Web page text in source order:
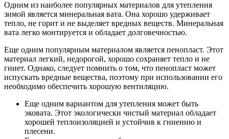
Одним из наиболее популярных материалов для утепления
зимой является минеральная вата. Она хорошо удерживает
тепло, не горит и не выделяет вредных веществ. Минеральная
вата легко монтируется и обладает долговечностью.
Еще одним популярным материалом является пенопласт. Этот
материал легкий, недорогой, хорошо сохраняет тепло и не
гниет. Однако, следует помнить о том, что пенопласт может
испускать вредные вещества, поэтому при использовании его
необходимо обеспечить хорошую вентиляцию.
Еще одним вариантом для утепления может быть
эковата. Этот экологически чистый материал обладает
хорошей теплоизоляцией и устойчив к гниению и
плесени.